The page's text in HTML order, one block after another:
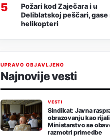
5
Požari kod Zaječara i u
Deliblatskoj peščari, gase
helikopteri
UPRAVO OBJAVLJENO
Najnovije vesti
VESTI
Sindikat: Javna
obrazovanju kao
Ministarstvo se
razmotri primedbe